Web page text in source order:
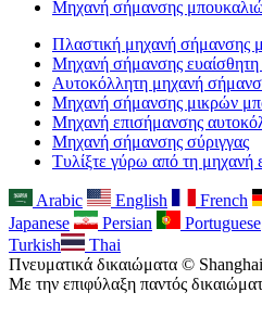
Μηχανή σήμανσης
Πλαστική μηχανή σήμανσης
Μηχανή σήμανσης ευαίσθητη
Αυτοκόλλητη μηχανή
Μηχανή σήμανσης μικρών
Μηχανή επισήμανσης
Μηχανή σήμανσης σύριγγας
Τυλίξτε γύρω από τη μηχανή
Arabic English French
Japanese
Persian Portuguese
Turkish
Thai
Πνευματικά δικαιώματα ©
Με την επιφύλαξη παντός